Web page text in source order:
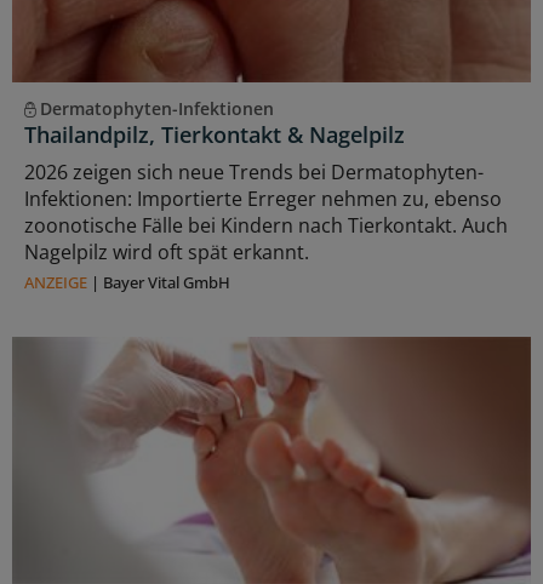
Dermatophyten-Infektionen
Thailandpilz, Tierkontakt & Nagelpilz
2026 zeigen sich neue Trends bei Dermatophyten-
Infektionen: Importierte Erreger nehmen zu, ebenso
zoonotische Fälle bei Kindern nach Tierkontakt. Auch
Nagelpilz wird oft spät erkannt.
ANZEIGE | Bayer Vital GmbH